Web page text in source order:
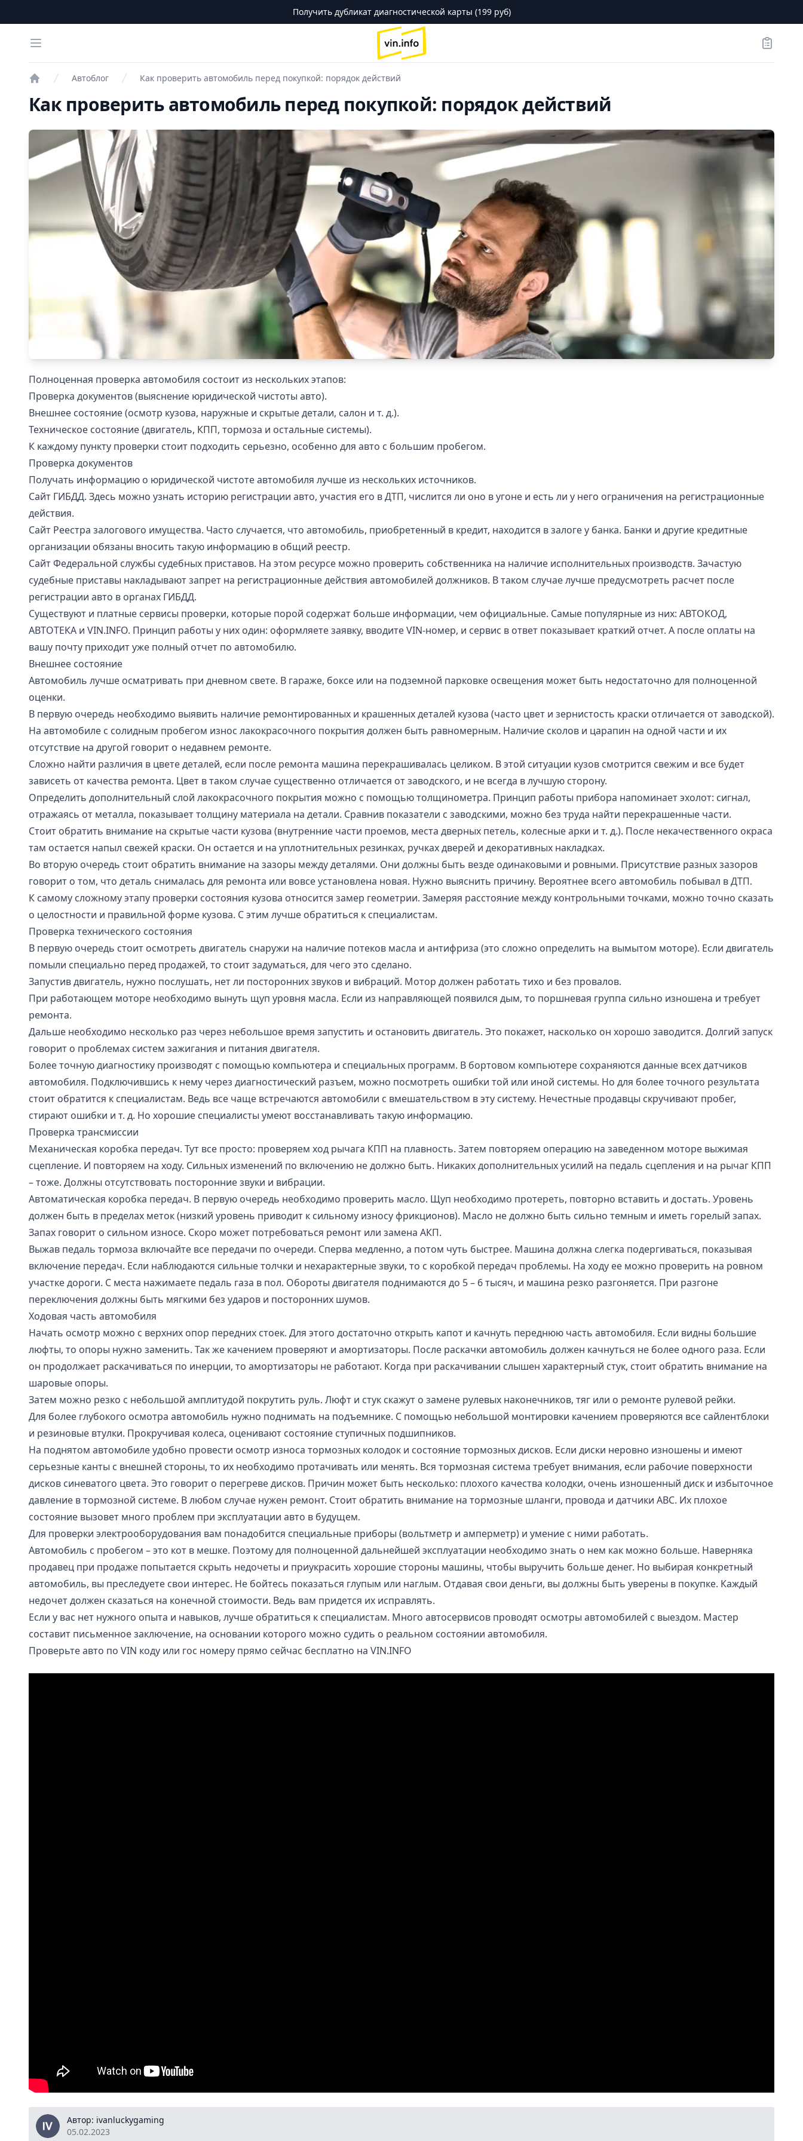
Получить дубликат диагностической карты (199 руб)
Open menu
logo
Заказы
Автоблог Как проверить автомобиль перед покупкой: порядок действий
Как проверить автомобиль перед покупкой: порядок действий
Полноценная проверка автомобиля состоит из нескольких этапов:
Проверка документов (выяснение юридической чистоты авто).
Внешнее состояние (осмотр кузова, наружные и скрытые детали, салон и т. д.).
Техническое состояние (двигатель, КПП, тормоза и остальные системы).
К каждому пункту проверки стоит подходить серьезно, особенно для авто с большим пробегом.
Проверка документов
Получать информацию о юридической чистоте автомобиля лучше из нескольких источников.
Сайт ГИБДД. Здесь можно узнать историю регистрации авто, участия его в ДТП, числится ли оно в угоне и есть ли у него ограничения на регистрационные
действия.
Сайт Реестра залогового имущества. Часто случается, что автомобиль, приобретенный в кредит, находится в залоге у банка. Банки и другие кредитные
организации обязаны вносить такую информацию в общий реестр.
СайтФедеральной службы судебных приставов. На этом ресурсе можно проверить собственника на наличие исполнительных производств. Зачастую
судебные приставы накладывают запрет на регистрационные действия автомобилей должников. В таком случае лучше предусмотреть расчет после
регистрации авто в органах ГИБДД.
Существуют и платные сервисы проверки, которые порой содержат больше информации, чем официальные. Самые популярные из них: АВТОКОД,
АВТОТЕКА и VIN.INFO. Принцип работы у них один: оформляете заявку, вводите VIN-номер, и сервис в ответ показывает краткий отчет. А после оплаты на
вашу почту приходит уже полный отчет по автомобилю.
Внешнее состояние
Автомобиль лучше осматривать при дневном свете. В гараже, боксе или на подземной парковке освещения может быть недостаточно для полноценной
оценки.
В первую очередь необходимо выявить наличие ремонтированных и крашенных деталей кузова (часто цвет и зернистость краски отличается от заводской).
На автомобиле с солидным пробегом износ лакокрасочного покрытия должен быть равномерным. Наличие сколов и царапин на одной части и их
отсутствие на другой говорит о недавнем ремонте.
Сложно найти различия в цвете деталей, если после ремонта машина перекрашивалась целиком. В этой ситуации кузов смотрится свежим и все будет
зависеть от качества ремонта. Цвет в таком случае существенно отличается от заводского, и не всегда в лучшую сторону.
Определить дополнительный слой лакокрасочного покрытия можно с помощью толщинометра. Принцип работы прибора напоминает эхолот: сигнал,
отражаясь от металла, показывает толщину материала на детали. Сравнив показатели с заводскими, можно без труда найти перекрашенные части.
Стоит обратить внимание на скрытые части кузова (внутренние части проемов, места дверных петель, колесные арки и т. д.). После некачественного окраса
там остается напыл свежей краски. Он остается и на уплотнительных резинках, ручках дверей и декоративных накладках.
Во вторую очередь стоит обратить внимание на зазоры между деталями. Они должны быть везде одинаковыми и ровными. Присутствие разных зазоров
говорит о том, что деталь снималась для ремонта или вовсе установлена новая. Нужно выяснить причину. Вероятнее всего автомобиль побывал в ДТП.
К самому сложному этапу проверки состояния кузова относится замер геометрии. Замеряя расстояние между контрольными точками, можно точно сказать
о целостности и правильной форме кузова. С этим лучше обратиться к специалистам.
Проверка технического состояния
В первую очередь стоит осмотреть двигатель снаружи на наличие потеков масла и антифриза (это сложно определить на вымытом моторе). Если двигатель
помыли специально перед продажей, то стоит задуматься, для чего это сделано.
Запустив двигатель, нужно послушать, нет ли посторонних звуков и вибраций. Мотор должен работать тихо и без провалов.
При работающем моторе необходимо вынуть щуп уровня масла. Если из направляющей появился дым, то поршневая группа сильно изношена и требует
ремонта.
Дальше необходимо несколько раз через небольшое время запустить и остановить двигатель. Это покажет, насколько он хорошо заводится. Долгий запуск
говорит о проблемах систем зажигания и питания двигателя.
Более точную диагностику производят с помощью компьютера и специальных программ. В бортовом компьютере сохраняются данные всех датчиков
автомобиля. Подключившись к нему через диагностический разъем, можно посмотреть ошибки той или иной системы. Но для более точного результата
стоит обратится к специалистам. Ведь все чаще встречаются автомобили с вмешательством в эту систему. Нечестные продавцы скручивают пробег,
стирают ошибки и т. д. Но хорошие специалисты умеют восстанавливать такую информацию.
Проверка трансмиссии
Механическая коробка передач. Тут все просто: проверяем ход рычага КПП на плавность. Затем повторяем операцию на заведенном моторе выжимая
сцепление. И повторяем на ходу. Сильных изменений по включению не должно быть. Никаких дополнительных усилий на педаль сцепления и на рычаг КПП
– тоже. Должны отсутствовать посторонние звуки и вибрации.
Автоматическая коробка передач. В первую очередь необходимо проверить масло. Щуп необходимо протереть, повторно вставить и достать. Уровень
должен быть в пределах меток (низкий уровень приводит к сильному износу фрикционов). Масло не должно быть сильно темным и иметь горелый запах.
Запах говорит о сильном износе. Скоро может потребоваться ремонт или замена АКП.
Выжав педаль тормоза включайте все передачи по очереди. Сперва медленно, а потом чуть быстрее. Машина должна слегка подергиваться, показывая
включение передач. Если наблюдаются сильные толчки и нехарактерные звуки, то с коробкой передач проблемы. На ходу ее можно проверить на ровном
участке дороги. С места нажимаете педаль газа в пол. Обороты двигателя поднимаются до 5 – 6 тысяч, и машина резко разгоняется. При разгоне
переключения должны быть мягкими без ударов и посторонних шумов.
Ходовая часть автомобиля
Начать осмотр можно с верхних опор передних стоек. Для этого достаточно открыть капот и качнуть переднюю часть автомобиля. Если видны большие
люфты, то опоры нужно заменить. Так же качением проверяют и амортизаторы. После раскачки автомобиль должен качнуться не более одного раза. Если
он продолжает раскачиваться по инерции, то амортизаторы не работают. Когда при раскачивании слышен характерный стук, стоит обратить внимание на
шаровые опоры.
Затем можно резко с небольшой амплитудой покрутить руль. Люфт и стук скажут о замене рулевых наконечников, тяг или о ремонте рулевой рейки.
Для более глубокого осмотра автомобиль нужно поднимать на подъемнике. С помощью небольшой монтировки качением проверяются все сайлентблоки
и резиновые втулки. Прокручивая колеса, оценивают состояние ступичных подшипников.
На поднятом автомобиле удобно провести осмотр износа тормозных колодок и состояние тормозных дисков. Если диски неровно изношены и имеют
серьезные канты с внешней стороны, то их необходимо протачивать или менять. Вся тормозная система требует внимания, если рабочие поверхности
дисков синеватого цвета. Это говорит о перегреве дисков. Причин может быть несколько: плохого качества колодки, очень изношенный диск и избыточное
давление в тормозной системе. В любом случае нужен ремонт. Стоит обратить внимание на тормозные шланги, провода и датчики АВС. Их плохое
состояние вызовет много проблем при эксплуатации авто в будущем.
Для проверки электрооборудования вам понадобится специальные приборы (вольтметр и амперметр) и умение с ними работать.
Автомобиль с пробегом – это кот в мешке. Поэтому для полноценной дальнейшей эксплуатации необходимо знать о нем как можно больше. Наверняка
продавец при продаже попытается скрыть недочеты и приукрасить хорошие стороны машины, чтобы выручить больше денег. Но выбирая конкретный
автомобиль, вы преследуете свои интерес. Не бойтесь показаться глупым или наглым. Отдавая свои деньги, вы должны быть уверены в покупке. Каждый
недочет должен сказаться на конечной стоимости. Ведь вам придется их исправлять.
Если у вас нет нужного опыта и навыков, лучше обратиться к специалистам. Много автосервисов проводят осмотры автомобилей с выездом. Мастер
составит письменное заключение, на основании которого можно судить о реальном состоянии автомобиля.
Проверьте авто по VIN коду или гос номеру прямо сейчас бесплатно на VIN.INFO
ivanluckygaming
Автор: ivanluckygaming
05.02.2023